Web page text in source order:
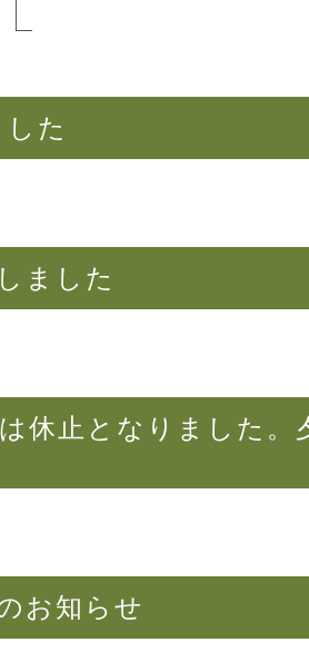
た
ました
休止となりました。
お知らせ